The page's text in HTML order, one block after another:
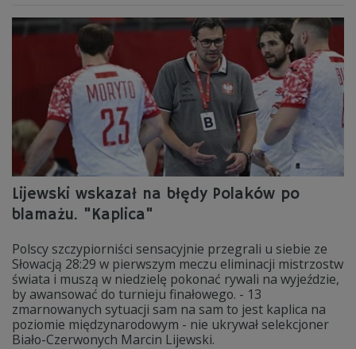
Lijewski wskazał na błędy Polaków po
blamażu. "Kaplica"
Polscy szczypiorniści sensacyjnie przegrali u siebie ze
Słowacją 28:29 w pierwszym meczu eliminacji mistrzostw
świata i muszą w niedzielę pokonać rywali na wyjeździe,
by awansować do turnieju finałowego. - 13
zmarnowanych sytuacji sam na sam to jest kaplica na
poziomie międzynarodowym - nie ukrywał selekcjoner
Biało-Czerwonych Marcin Lijewski.